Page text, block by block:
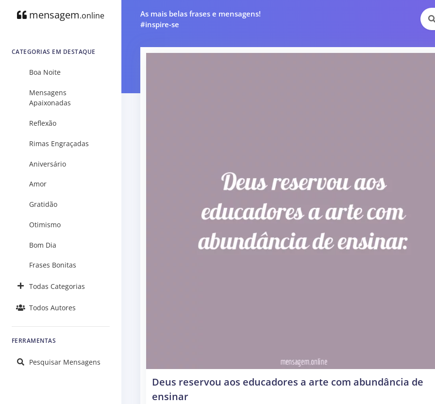
mensagem.online
CATEGORIAS EM DESTAQUE
Boa Noite
Mensagens
Apaixonadas
Reflexão
Rimas Engraçadas
Aniversário
Amor
Gratidão
Otimismo
Bom Dia
Frases Bonitas
Todas Categorias
Todos Autores
FERRAMENTAS
Pesquisar Mensagens
As mais belas frases e mensagens!
#inspire-se
Deus reservou aos educadores a arte com abundância de
ensinar